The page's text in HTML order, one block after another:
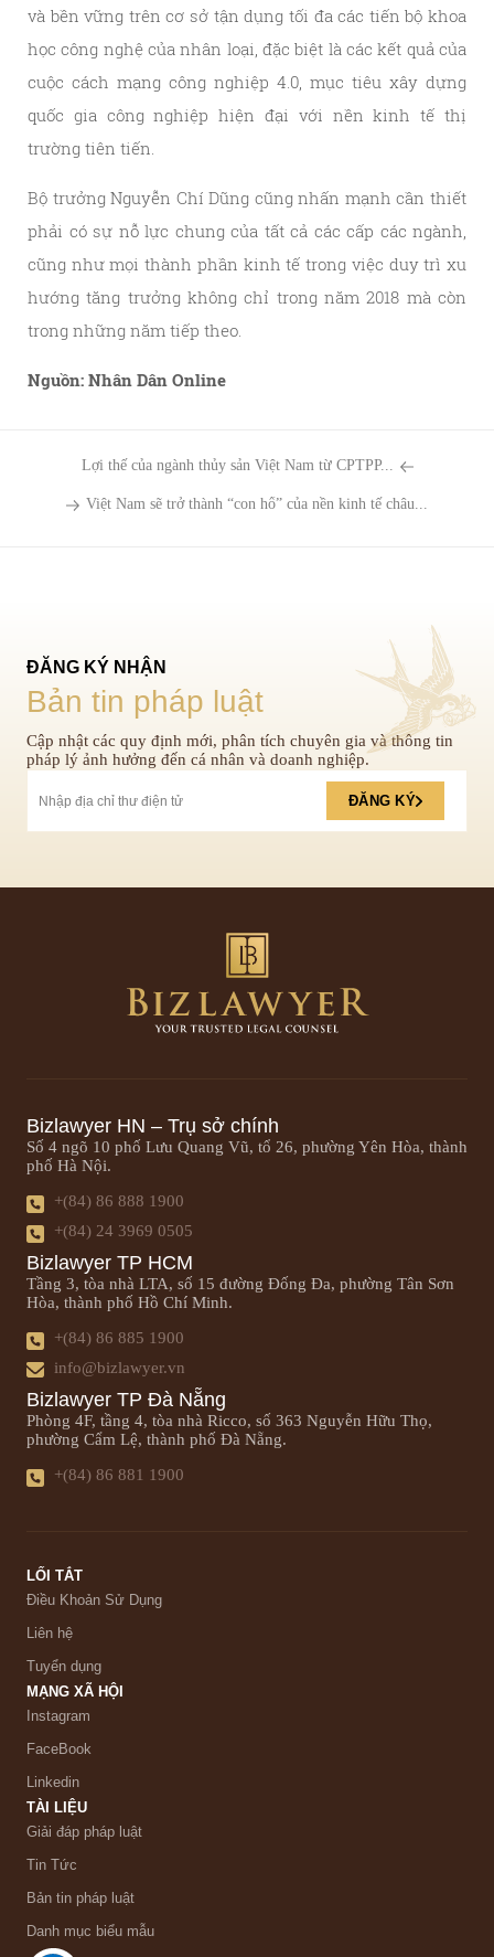
và bền vững trên cơ sở tận dụng tối đa các tiến bộ khoa
học công nghệ của nhân loại, đặc biệt là các kết quả của
cuộc cách mạng công nghiệp 4.0, mục tiêu xây dựng
quốc gia công nghiệp hiện đại với nền kinh tế thị
trường tiên tiến.
Bộ trưởng Nguyễn Chí Dũng cũng nhấn mạnh cần thiết
phải có sự nỗ lực chung của tất cả các cấp các ngành,
cũng như mọi thành phần kinh tế trong việc duy trì xu
hướng tăng trưởng không chỉ trong năm 2018 mà còn
trong những năm tiếp theo.
Nguồn: Nhân Dân Online
Lợi thế của ngành thủy sản Việt Nam từ CPTPP...
Việt Nam sẽ trở thành “con hổ” của nền kinh tế châu...
ĐĂNG KÝ NHẬN
Bản tin pháp luật
Cập nhật các quy định mới, phân tích chuyên gia và thông tin
pháp lý ảnh hưởng đến cá nhân và doanh nghiệp.
ĐĂNG KÝ
Bizlawyer HN – Trụ sở chính
Số 4 ngõ 10 phố Lưu Quang Vũ, tổ 26, phường Yên Hòa, thành
phố Hà Nội.
+(84) 86 888 1900
+(84) 24 3969 0505
Bizlawyer TP HCM
Tầng 3, tòa nhà LTA, số 15 đường Đống Đa, phường Tân Sơn
Hòa, thành phố Hồ Chí Minh.
+(84) 86 885 1900
info@bizlawyer.vn
Bizlawyer TP Đà Nẵng
Phòng 4F, tầng 4, tòa nhà Ricco, số 363 Nguyễn Hữu Thọ,
phường Cẩm Lệ, thành phố Đà Nẵng.
+(84) 86 881 1900
LỐI TẮT
Điều Khoản Sử Dụng
Liên hệ
Tuyển dụng
MẠNG XÃ HỘI
Instagram
FaceBook
Linkedin
TÀI LIỆU
Giải đáp pháp luật
Tin Tức
Bản tin pháp luật
Danh mục biểu mẫu